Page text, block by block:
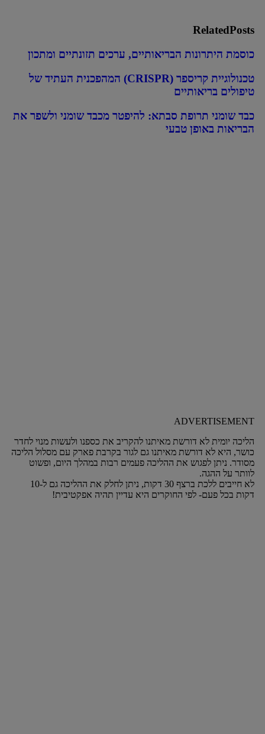
RelatedPosts
כוסמת היתרונות הבריאותיים, ערכים תזונתיים ומתכון
טכנולוגיית קריספר (CRISPR) המהפכנית העתיד של
טיפולים בריאותיים
כבד שומני תרופת סבתא: להיפטר מכבד שומני ולשפר את
הבריאות באופן טבעי
ADVERTISEMENT
הליכה יומית לא דורשת מאיתנו להקריב את כספנו ולעשות מנוי לחדר
כושר, היא לא דורשת מאיתנו גם לגור בקרבת פארק עם מסלול הליכה
מסודר. ניתן לפגוש את ההליכה פעמים רבות במהלך היום, ופשוט
לוותר על ההגה.
לא חייבים ללכת ברצף 30 דקות, ניתן לחלק את ההליכה גם ל-10
דקות בכל פעם- לפי החוקרים היא עדיין תהיה אפקטיבית!